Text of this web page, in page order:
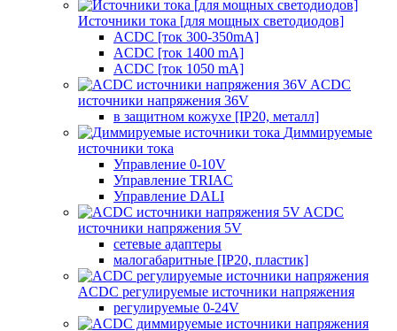
Источники тока [для мощных светодиодов]
ACDC [ток 300-350mA]
ACDC [ток 1400 mA]
ACDC [ток 1050 mA]
ACDC
источники напряжения 36V
в защитном кожухе [IP20, металл]
Диммируемые
источники тока
Управление 0-10V
Управление TRIAC
Управление DALI
ACDC
источники напряжения 5V
сетевые адаптеры
малогабаритные [IP20, пластик]
ACDC регулируемые источники напряжения
регулируемые 0-24V